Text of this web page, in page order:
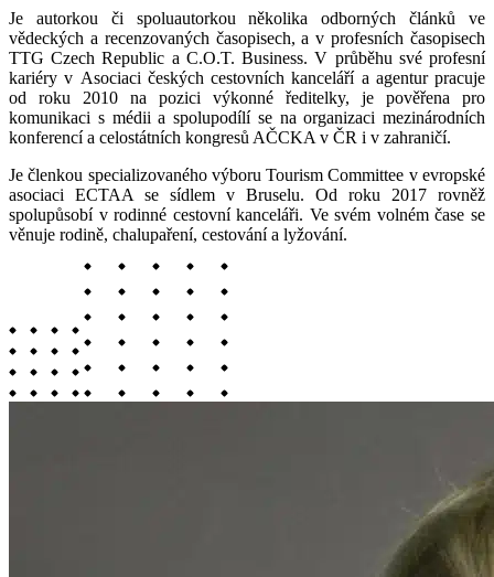
Je autorkou či spoluautorkou několika odborných článků ve
vědeckých a recenzovaných časopisech, a v profesních časopisech
TTG Czech Republic a C.O.T. Business. V průběhu své profesní
kariéry v Asociaci českých cestovních kanceláří a agentur pracuje
od roku 2010 na pozici výkonné ředitelky, je pověřena pro
komunikaci s médii a spolupodílí se na organizaci mezinárodních
konferencí a celostátních kongresů AČCKA v ČR i v zahraničí.
Je členkou specializovaného výboru Tourism Committee v evropské
asociaci ECTAA se sídlem v Bruselu. Od roku 2017 rovněž
spolupůsobí v rodinné cestovní kanceláři. Ve svém volném čase se
věnuje rodině, chalupaření, cestování a lyžování.